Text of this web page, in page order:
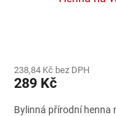
238,84 Kč bez DPH
289 Kč
Bylinná přírodní henna